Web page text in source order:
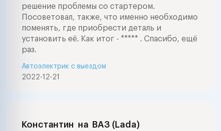
решение проблемы со стартером.
Посоветовал, также, что именно необходимо
поменять, где приобрести деталь и
установить её. Как итог - ***** . Спасибо, ещё
раз.
2022-12-21
Автоэлектрик с выездом
Константин на ВАЗ (Lada)